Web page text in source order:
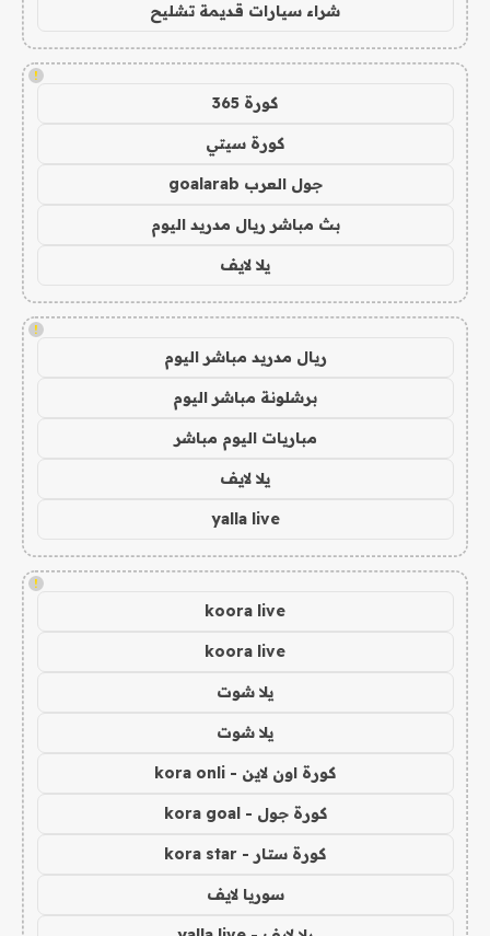
شراء سيارات قديمة تشليح
!
كورة 365
كورة سيتي
جول العرب goalarab
بث مباشر ريال مدريد اليوم
يلا لايف
!
ريال مدريد مباشر اليوم
برشلونة مباشر اليوم
مباريات اليوم مباشر
يلا لايف
yalla live
!
koora live
koora live
يلا شوت
يلا شوت
كورة اون لاين - kora onli
كورة جول - kora goal
كورة ستار - kora star
سوريا لايف